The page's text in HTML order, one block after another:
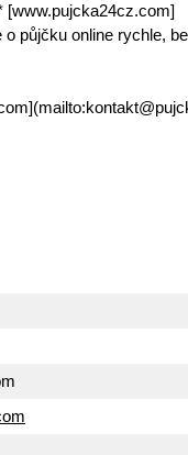
[www.pujcka24cz.com]
půjčku online rychle,